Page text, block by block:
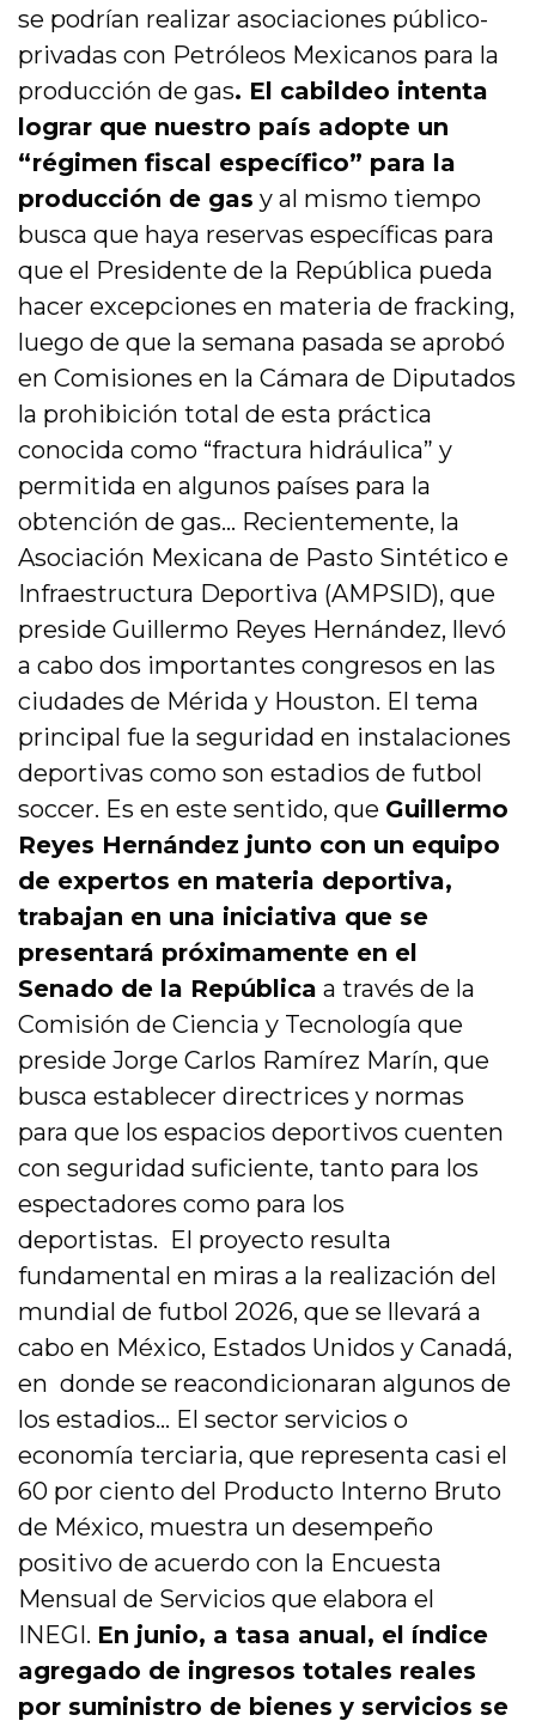
se podrían realizar asociaciones público-
privadas con Petróleos Mexicanos para la
producción de gas. El cabildeo intenta
lograr que nuestro país adopte un
“régimen fiscal específico” para la
producción de gas y al mismo tiempo
busca que haya reservas específicas para
que el Presidente de la República pueda
hacer excepciones en materia de fracking,
luego de que la semana pasada se aprobó
en Comisiones en la Cámara de Diputados
la prohibición total de esta práctica
conocida como “fractura hidráulica” y
permitida en algunos países para la
obtención de gas… Recientemente, la
Asociación Mexicana de Pasto Sintético e
Infraestructura Deportiva (AMPSID), que
preside Guillermo Reyes Hernández, llevó
a cabo dos importantes congresos en las
ciudades de Mérida y Houston. El tema
principal fue la seguridad en instalaciones
deportivas como son estadios de futbol
soccer. Es en este sentido, que Guillermo
Reyes Hernández junto con un equipo
de expertos en materia deportiva,
trabajan en una iniciativa que se
presentará próximamente en el
Senado de la República a través de la
Comisión de Ciencia y Tecnología que
preside Jorge Carlos Ramírez Marín, que
busca establecer directrices y normas
para que los espacios deportivos cuenten
con seguridad suficiente, tanto para los
espectadores como para los
deportistas. El proyecto resulta
fundamental en miras a la realización del
mundial de futbol 2026, que se llevará a
cabo en México, Estados Unidos y Canadá,
en donde se reacondicionaran algunos de
los estadios… El sector servicios o
economía terciaria, que representa casi el
60 por ciento del Producto Interno Bruto
de México, muestra un desempeño
positivo de acuerdo con la Encuesta
Mensual de Servicios que elabora el
INEGI. En junio, a tasa anual, el índice
agregado de ingresos totales reales
por suministro de bienes y servicios se